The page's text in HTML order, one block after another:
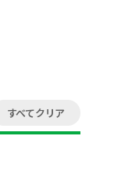
すべてクリア